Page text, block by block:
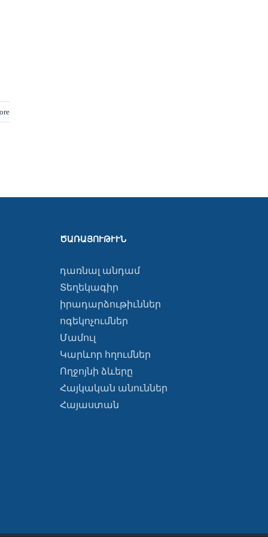
ԾԱՌԱՅՈՒԹՒՒՆ
դառնալ անդամ
Տեղեկագիր
իրադարձութիւններ
ոգեկոչումներ
Մամուլ
Կարևոր հղումներ
Ողջոյնի ձևերը
Հայկական անուններ
Հայաստան